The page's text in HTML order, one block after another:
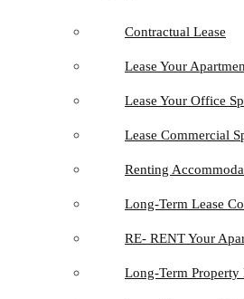
Contractual Lease
Lease Your
Lease Your Office
Lease Commercial
Renting
Long-Term Lease
RE- RENT Your
Long-Term Property